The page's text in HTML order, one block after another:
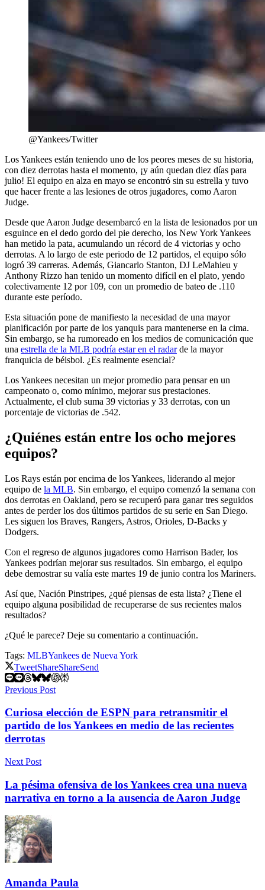
@Yankees/Twitter
Los Yankees están teniendo uno de los peores meses de su historia,
con diez derrotas hasta el momento, ¡y aún quedan diez días para
julio! El equipo en alza en mayo se encontró sin su estrella y tuvo
que hacer frente a las lesiones de otros jugadores, como Aaron
Judge.
Desde que Aaron Judge desembarcó en la lista de lesionados por un
esguince en el dedo gordo del pie derecho, los New York Yankees
han metido la pata, acumulando un récord de 4 victorias y ocho
derrotas. A lo largo de este periodo de 12 partidos, el equipo sólo
logró 39 carreras. Además, Giancarlo Stanton, DJ LeMahieu y
Anthony Rizzo han tenido un momento difícil en el plato, yendo
colectivamente 12 por 109, con un promedio de bateo de .110
durante este período.
Esta situación pone de manifiesto la necesidad de una mayor
planificación por parte de los yanquis para mantenerse en la cima.
Sin embargo, se ha rumoreado en los medios de comunicación que
una estrella de la MLB podría estar en el radarde la mayor
franquicia de béisbol. ¿Es realmente esencial?
Los Yankees necesitan un mejor promedio para pensar en un
campeonato o, como mínimo, mejorar sus prestaciones.
Actualmente, el club suma 39 victorias y 33 derrotas, con un
porcentaje de victorias de .542.
¿Quiénes están entre los ocho mejores
equipos?
Los Rays están por encima de los Yankees, liderando al mejor
equipo de la MLB. Sin embargo, el equipo comenzó la semana con
dos derrotas en Oakland, pero se recuperó para ganar tres seguidos
antes de perder los dos últimos partidos de su serie en San Diego.
Les siguen los Braves, Rangers, Astros, Orioles, D-Backs y
Dodgers.
Con el regreso de algunos jugadores como Harrison Bader, los
Yankees podrían mejorar sus resultados. Sin embargo, el equipo
debe demostrar su valía este martes 19 de junio contra los Mariners.
Así que, Nación Pinstripes, ¿qué piensas de esta lista? ¿Tiene el
equipo alguna posibilidad de recuperarse de sus recientes malos
resultados?
¿Qué le parece? Deje su comentario a continuación.
Tags: MLBYankees de Nueva York
TweetShareShareSend
Previous Post
Curiosa elección de ESPN para retransmitir el
partido de los Yankees en medio de las recientes
derrotas
Next Post
La pésima ofensiva de los Yankees crea una nueva
narrativa en torno a la ausencia de Aaron Judge
Amanda Paula